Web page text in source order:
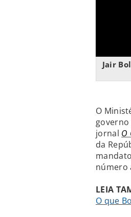
Jair
O
jornal O
da
número
LEIA
O que